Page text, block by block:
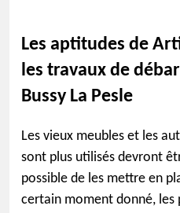
Les aptitudes de
les travaux de
Bussy La Pesle
Les vieux meubles et les
sont plus utilisés devront
possible de les mettre en
certain moment donné,